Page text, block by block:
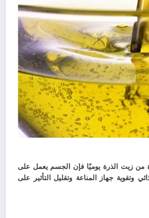
2 ملاعق كبيرة من زيت الذرة يوميًا فإن الجسم يعمل على
وتقوية جهاز المناعة وتقليل التأثير على